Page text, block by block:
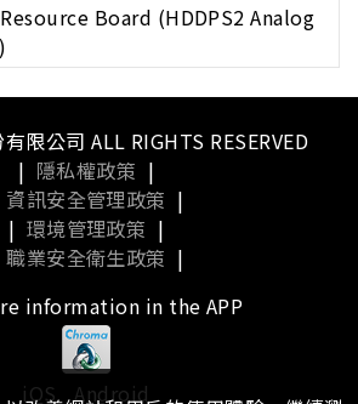
Board (HDDPS2 Analog
限公司 ALL RIGHTS RESERVED
| 隱私權政策 |
資訊安全管理政策 |
| 環境管理政策 |
職業安全衛生政策 |
information in the APP
iOS Android